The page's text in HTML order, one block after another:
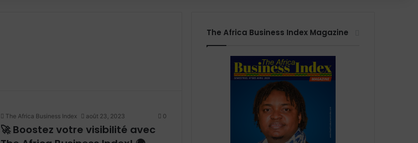
The Africa Business Index août 23, 2023 0
🚀 Boostez votre visibilité avec
The Africa Business Index Magazine